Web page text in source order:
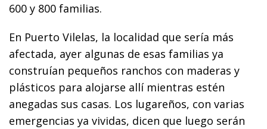
600 y 800 familias.
En Puerto Vilelas, la localidad que sería más
afectada, ayer algunas de esas familias ya
construían pequeños ranchos con maderas y
plásticos para alojarse allí mientras estén
anegadas sus casas. Los lugareños, con varias
emergencias ya vividas, dicen que luego serán